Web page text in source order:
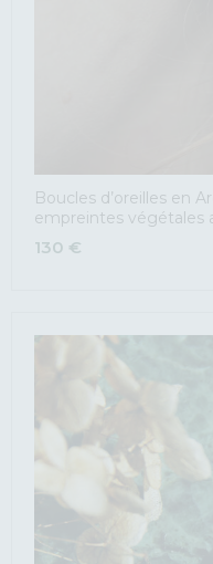
Boucles d’oreilles en
empreintes végétales
130 €